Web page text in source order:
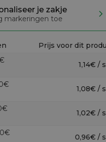
je zakje
markeringen toe
Prijs voor dit
1,14€ /
1,08€ /
1,02€ /
0,96€ /